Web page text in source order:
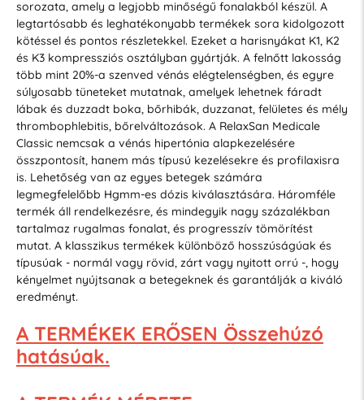
sorozata, amely a legjobb minőségű fonalakból készül. A
legtartósabb és leghatékonyabb termékek sora kidolgozott
kötéssel és pontos részletekkel. Ezeket a harisnyákat K1, K2
és K3 kompressziós osztályban gyártják. A felnőtt lakosság
több mint 20%-a szenved vénás elégtelenségben, és egyre
súlyosabb tüneteket mutatnak, amelyek lehetnek fáradt
lábak és duzzadt boka, bőrhibák, duzzanat, felületes és mély
thrombophlebitis, bőrelváltozások. A RelaxSan Medicale
Classic nemcsak a vénás hipertónia alapkezelésére
összpontosít, hanem más típusú kezelésekre és profilaxisra
is. Lehetőség van az egyes betegek számára
legmegfelelőbb Hgmm-es dózis kiválasztására. Háromféle
termék áll rendelkezésre, és mindegyik nagy százalékban
tartalmaz rugalmas fonalat, és progresszív tömörítést
mutat. A klasszikus termékek különböző hosszúságúak és
típusúak - normál vagy rövid, zárt vagy nyitott orrú -, hogy
kényelmet nyújtsanak a betegeknek és garantálják a kiváló
eredményt.
A TERMÉKEK ERŐSEN Összehúzó
hatásúak.